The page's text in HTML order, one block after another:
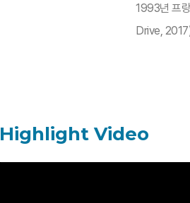
1993년 프
Drive, 2017)
Highlight Video